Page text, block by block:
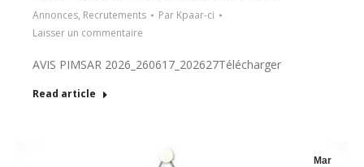
Annonces, Recrutements Par Kpaar-ci
Laisser un commentaire
AVIS PIMSAR 2026_260617_202627Télécharger
Read article
Mar